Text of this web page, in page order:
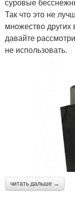
суровые
Так что это не
множество других
давайте
не использовать.
читать дальше →